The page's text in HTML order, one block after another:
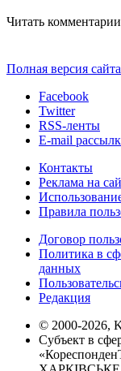
Читать комментарии
Полная версия сайта
Facebook
Twitter
RSS-ленты
E-mail
Контакты
Реклама на
Правила
Договор
Политика в
данных
Редакция
© 2000-2026,
Субъект в